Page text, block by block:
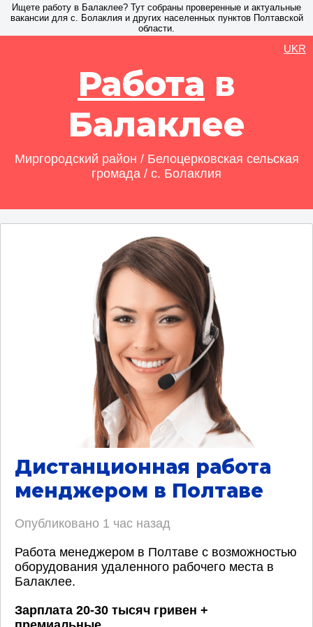
Ищете работу в Балаклее? Тут собраны проверенные и актуальные
вакансии для с. Болаклия и других населенных пунктов Полтавской
области.
Работа в
Балаклее
Миргородский район / Белоцерковская сельская
громада / с. Болаклия
UKR
Дистанционная работа
менджером в Полтаве
Опубликовано 1 час назад
Работа менеджером в Полтаве с возможностью
оборудования удаленного рабочего места в
Балаклее.
Зарплата 20-30 тысяч гривен +